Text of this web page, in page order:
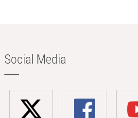
Social Media